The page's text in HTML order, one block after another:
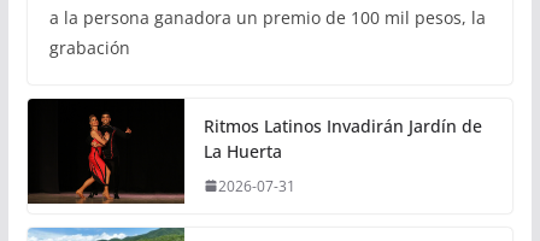
a la persona ganadora un premio de 100 mil pesos, la
grabación
Ritmos Latinos Invadirán Jardín de
La Huerta
2026-07-31